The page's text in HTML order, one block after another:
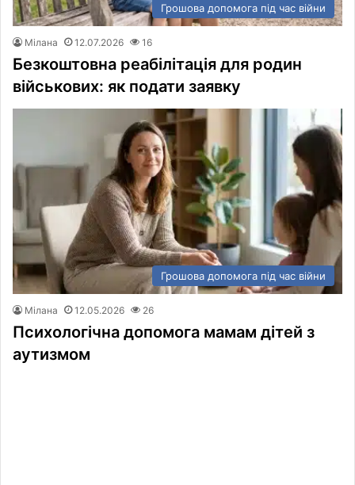
Грошова допомога під час війни
Мілана 12.07.2026 16
Безкоштовна реабілітація для родин
військових: як подати заявку
Грошова допомога під час війни
Мілана 12.05.2026 26
Психологічна допомога мамам дітей з
аутизмом